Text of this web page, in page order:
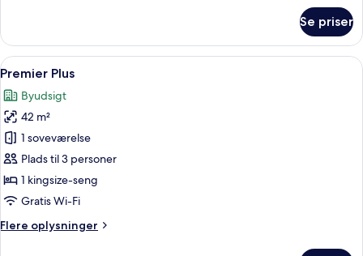
Suite
Twin
Se priser
Indlæs
alle
billeder
af
Premier
Plus
Premier Plus | Premium-sengetøj,
6
Premier Plus
Byudsigt
42 m²
1 soveværelse
Plads til 3 personer
1 kingsize-seng
Gratis Wi-Fi
Flere oplysninger
Flere